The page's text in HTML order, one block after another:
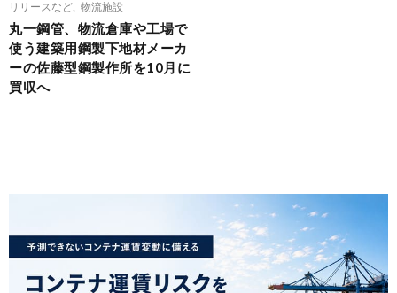
リリースなど
物流施設
丸一鋼管、物流倉庫や工場で
使う建築用鋼製下地材メーカ
ーの佐藤型鋼製作所を10月に
買収へ